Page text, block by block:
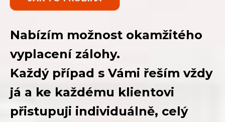
Nabízím možnost okamžitého
vyplacení zálohy.
Každý případ s Vámi řeším vždy
já a ke každému klientovi
přistupuji individuálně, celý